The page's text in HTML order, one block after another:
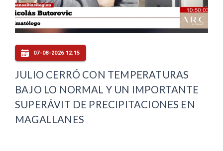
07-08-2026 12:15
JULIO CERRÓ CON TEMPERATURAS
BAJO LO NORMAL Y UN IMPORTANTE
SUPERÁVIT DE PRECIPITACIONES EN
MAGALLANES